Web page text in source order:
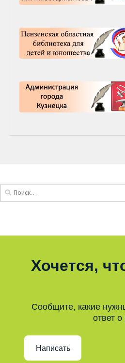
Хочется,
Сообщите, какие
ответ
Написать